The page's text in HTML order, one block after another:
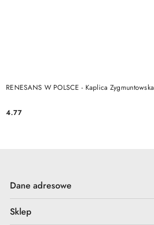
RENESANS W POLSCE - Kaplica Zygmuntowska
Cena:
4.77
Dane adresowe
Sklep